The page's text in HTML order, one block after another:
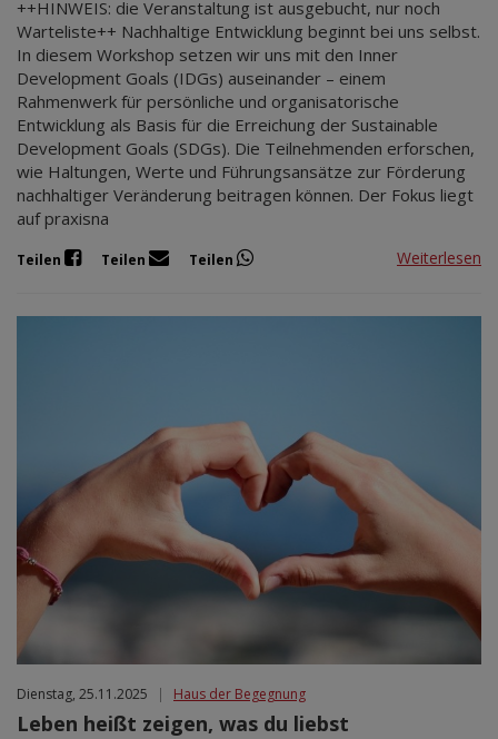
++HINWEIS: die Veranstaltung ist ausgebucht, nur noch
Warteliste++ Nachhaltige Entwicklung beginnt bei uns selbst.
In diesem Workshop setzen wir uns mit den Inner
Development Goals (IDGs) auseinander – einem
Rahmenwerk für persönliche und organisatorische
Entwicklung als Basis für die Erreichung der Sustainable
Development Goals (SDGs). Die Teilnehmenden erforschen,
wie Haltungen, Werte und Führungsansätze zur Förderung
nachhaltiger Veränderung beitragen können. Der Fokus liegt
auf praxisna
Teilen Teilen Teilen Weiterlesen
Dienstag, 25.11.2025 | Haus der Begegnung
Leben heißt zeigen, was du liebst